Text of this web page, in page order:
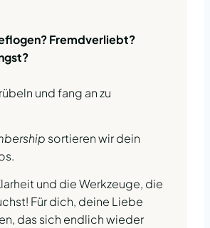
Fremdverliebt?
und fang an zu
sortieren wir dein
und die Werkzeuge, die
Für dich, deine Liebe
das sich endlich wieder